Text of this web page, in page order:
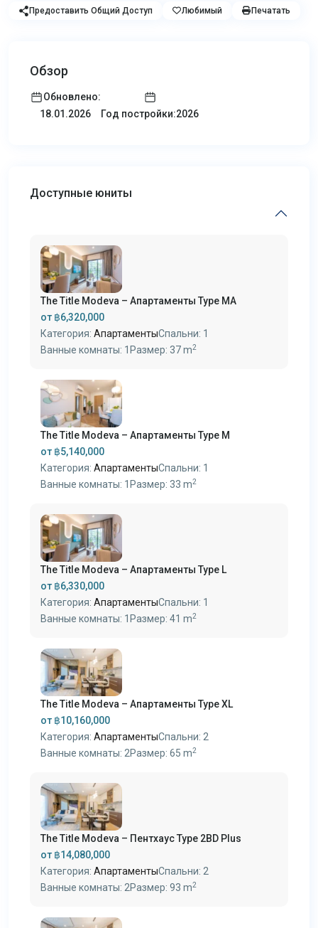
Предоставить Общий Доступ Любимый Печатать
Обзор
Обновлено:
18.01.2026
Год постройки:2026
Доступные юниты
The Title Modeva – Апартаменты Type MA
от ฿6,320,000
Категория: АпартаментыСпальни: 1
Ванные комнаты: 1 Размер: 37 m2
The Title Modeva – Апартаменты Type M
от ฿5,140,000
Категория: АпартаментыСпальни: 1
Ванные комнаты: 1 Размер: 33 m2
The Title Modeva – Апартаменты Type L
от ฿6,330,000
Категория: АпартаментыСпальни: 1
Ванные комнаты: 1 Размер: 41 m2
The Title Modeva – Апартаменты Type XL
от ฿10,160,000
Категория: АпартаментыСпальни: 2
Ванные комнаты: 2Размер: 65 m2
The Title Modeva – Пентхаус Type 2BD Plus
от ฿14,080,000
Категория: АпартаментыСпальни: 2
Ванные комнаты: 2Размер: 93 m2